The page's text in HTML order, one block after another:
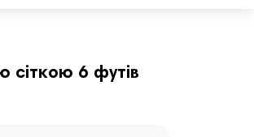
сіткою 6 футів